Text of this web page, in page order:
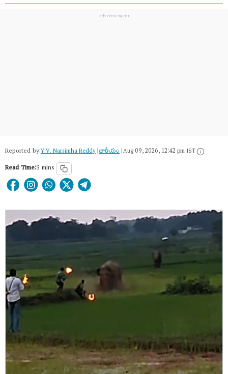
Reported by:Y.V. Narsimha Reddy|జాతీయం|Aug 09, 2026, 12:42 pm IST
Read Time:3 mins